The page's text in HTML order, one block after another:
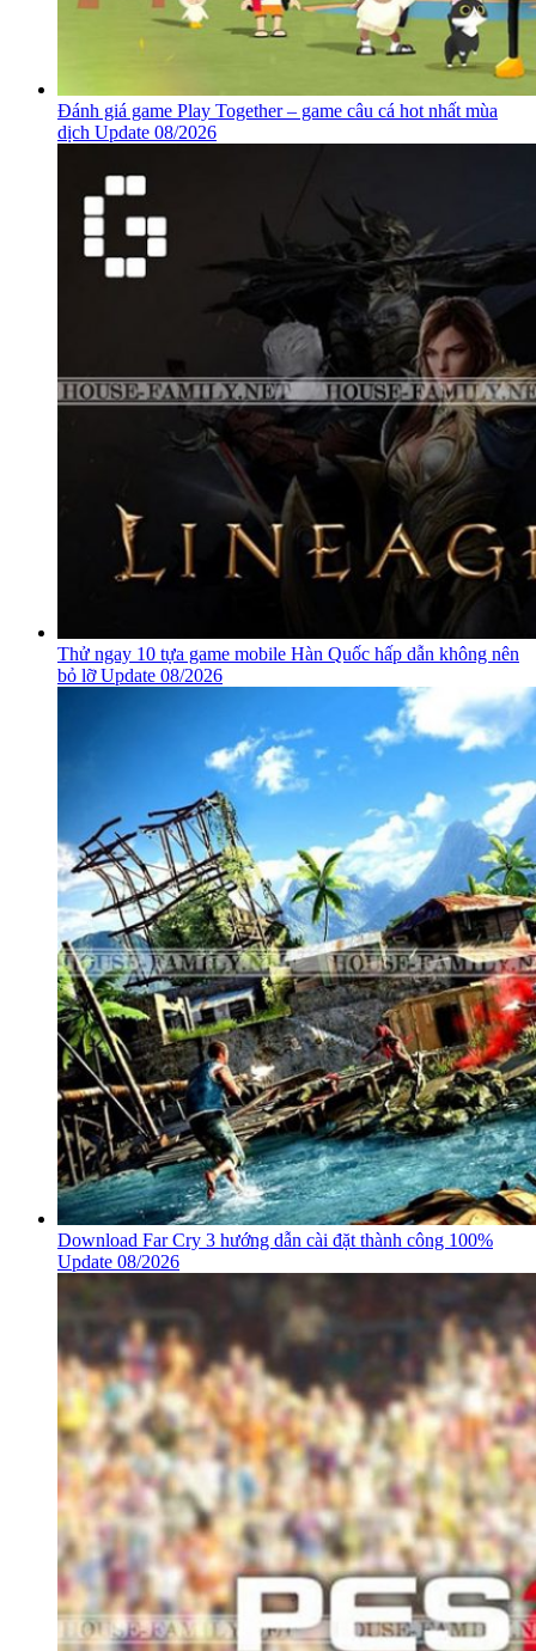
Đánh giá game Play Together – game câu cá hot nhất mùa
dịch Update 08/2026
Thử ngay 10 tựa game mobile Hàn Quốc hấp dẫn không nên
bỏ lỡ Update 08/2026
Download Far Cry 3 hướng dẫn cài đặt thành công 100%
Update 08/2026